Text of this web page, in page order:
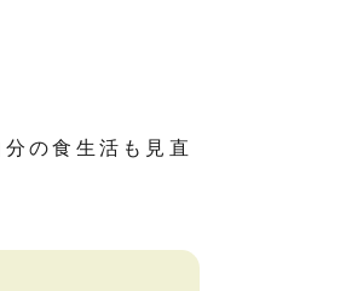
の食生活も見直